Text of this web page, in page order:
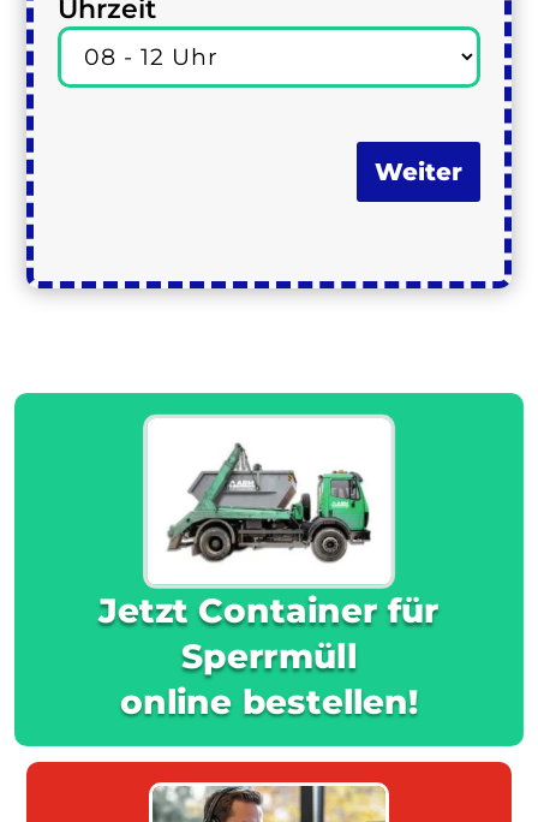
Uhrzeit
Weiter
Jetzt Container für
Sperrmüll
online bestellen!